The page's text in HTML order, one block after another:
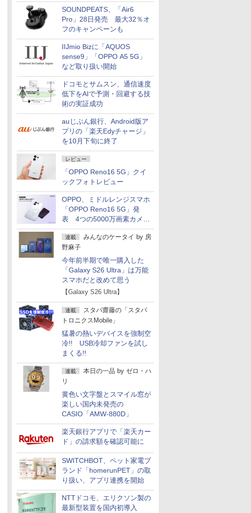
SOUNDPEATS、「Air6
Pro」28日発売 最大32％オ
フのキャンペーンも
IIJmio Bizに「AQUOS
sense9」「OPPO A5 5G」
など取り扱い開始
ドコモとサムスン、通信速度
低下をAIで予測・回避する技
術の実証成功
auじぶん銀行、Android版ア
プリの「楽天Edyチャージ」
を10月下旬に終了
レビュー
「OPPO Reno16 5G」クイ
ックフォトレビュー
OPPO、ミドルレンジスマホ
「OPPO Reno16 5G」発
表 4つの5000万画素カメラ
搭載の小型モデル
連載 みんなのケータイ by 房
野麻子
今年前半期で唯一購入した
「Galaxy S26 Ultra」は万能
スマホだと改めて思う
【Galaxy S26 Ultra】
連載
スタパ齋藤の「スタパ
トロニクスMobile」
猛暑の熱いデバイスを強制空
冷!! USB冷却ファンを試し
まくる!!
連載 本日の一品 by ゼロ・ハ
リ
黄色い文字盤とスマイル窓が
楽しい国内未発売の
CASIO「AMW-880D」
楽天銀行アプリで「楽天カー
ド」の請求額を確認可能に
SWITCHBOT、ペット家電ブ
ランド「homerunPET」の取
り扱い、アプリ連携を開始
NTTドコモ、エリクソン製の
最新型装置を国内初導入